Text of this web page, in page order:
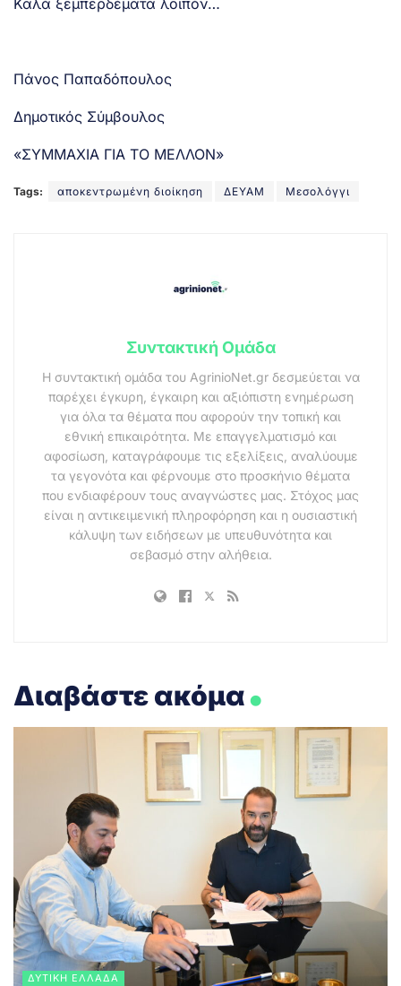
Καλά ξεμπερδέματα λοιπόν…
Πάνος Παπαδόπουλος
Δημοτικός Σύμβουλος
«ΣΥΜΜΑΧΙΑ ΓΙΑ ΤΟ ΜΕΛΛΟΝ»
Tags: αποκεντρωμένη διοίκηση ΔΕΥΑΜ Μεσολόγγι
Συντακτική Ομάδα
Η συντακτική ομάδα του AgrinioNet.gr δεσμεύεται να
παρέχει έγκυρη, έγκαιρη και αξιόπιστη ενημέρωση
για όλα τα θέματα που αφορούν την τοπική και
εθνική επικαιρότητα. Με επαγγελματισμό και
αφοσίωση, καταγράφουμε τις εξελίξεις, αναλύουμε
τα γεγονότα και φέρνουμε στο προσκήνιο θέματα
που ενδιαφέρουν τους αναγνώστες μας. Στόχος μας
είναι η αντικειμενική πληροφόρηση και η ουσιαστική
κάλυψη των ειδήσεων με υπευθυνότητα και
σεβασμό στην αλήθεια.
Διαβάστε ακόμα.
ΔΥΤΙΚΉ ΕΛΛΆΔΑ